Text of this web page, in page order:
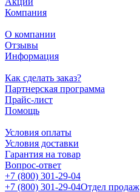
Компания
О компании
Отзывы
Информация
Как сделать заказ?
Партнерская программа
Прайс-лист
Помощь
Условия оплаты
Условия доставки
Гарантия на товар
Вопрос-ответ
+7 (800) 301-29-04
+7 (800) 301-29-04Отдел продаж